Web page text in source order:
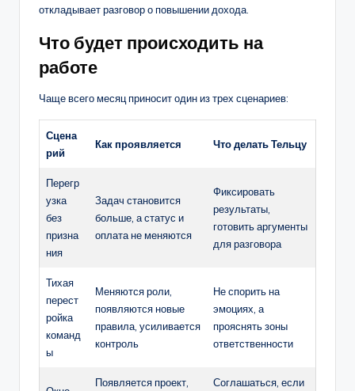
откладывает разговор о повышении дохода.
Что будет происходить на
работе
Чаще всего месяц приносит один из трех сценариев:
Сцена
рий
Как проявляется Что делать Тельцу
Перегр
узка
без
призна
ния
Задач становится
больше, а статус и
оплата не меняются
Фиксировать
результаты,
готовить аргументы
для разговора
Тихая
перест
ройка
команд
ы
Меняются роли,
появляются новые
правила, усиливается
контроль
Не спорить на
эмоциях, а
прояснять зоны
ответственности
Появляется проект, Соглашаться, если